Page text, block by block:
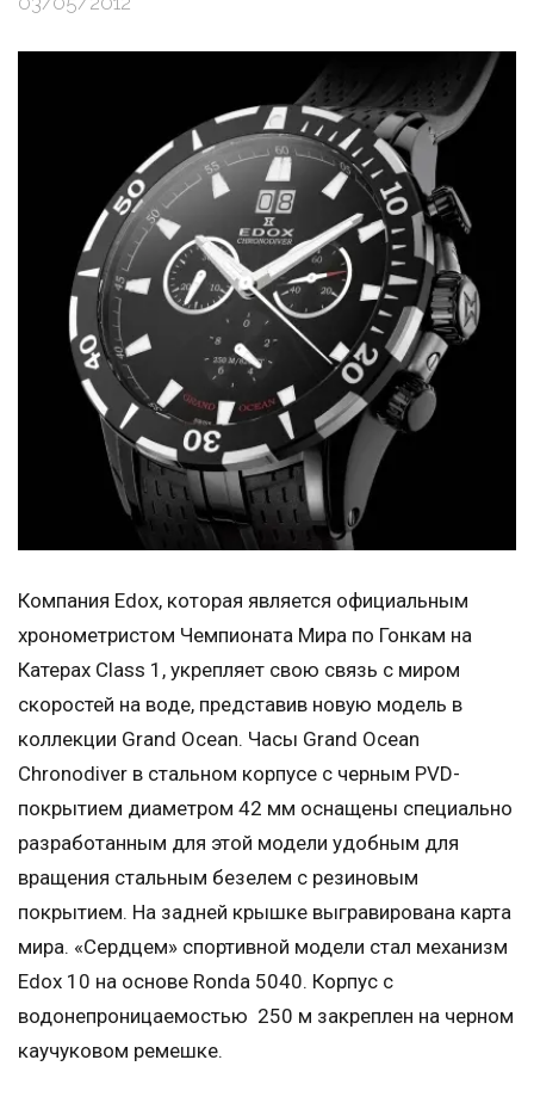
Компания Edox, которая является официальным
хронометристом Чемпионата Мира по Гонкам на
Катерах Class 1, укрепляет свою связь с миром
скоростей на воде, представив новую модель в
коллекции Grand Ocean. Часы Grand Ocean
Chronodiver в стальном корпусе с черным PVD-
покрытием диаметром 42 мм оснащены специально
разработанным для этой модели удобным для
вращения стальным безелем с резиновым
покрытием. На задней крышке выгравирована карта
мира. «Сердцем» спортивной модели стал механизм
Edox 10 на основе Ronda 5040. Корпус с
водонепроницаемостью 250 м закреплен на черном
каучуковом ремешке.